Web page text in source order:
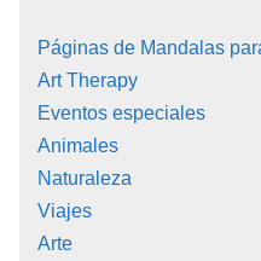
Páginas de Mandalas
Art Therapy
Eventos especiales
Animales
Naturaleza
Viajes
Arte